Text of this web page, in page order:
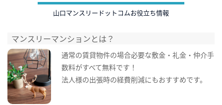
山口マンスリードットコムお役立ち情報
マンスリーマンションとは？
通常の賃貸物件の場合必要な敷金・礼金・仲介手
数料がすべて無料です！
法人様の出張時の経費削減にもおすすめです。